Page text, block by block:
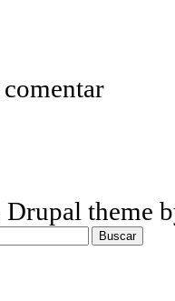
Drupal theme